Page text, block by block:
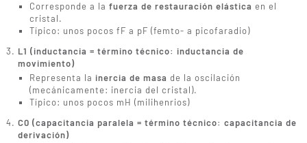
Corresponde a la fuerza de restauración elástica en el
cristal.
Típico: unos pocos fF a pF (femto- a picofaradio)
L1 (inductancia = término técnico: inductancia de
movimiento)
Representa la inercia de masa de la oscilación
(mecánicamente: inercia del cristal).
Típico: unos pocos mH (milihenrios)
C0 (capacitancia paralela = término técnico: capacitancia de
derivación)